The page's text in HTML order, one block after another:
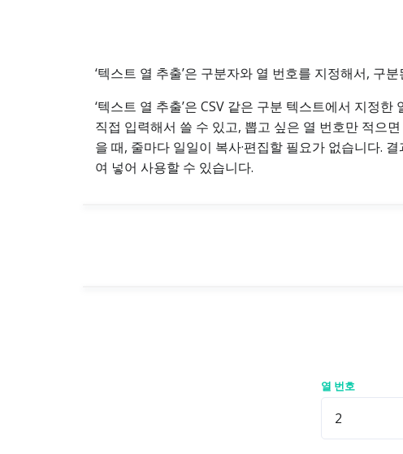
‘텍스트 열 추출’은 구분자와 열 번호를 지정해서, 구
‘텍스트 열 추출’은 CSV 같은 구분 텍스트에서 지정
직접 입력해서 쓸 수 있고, 뽑고 싶은 열 번호만 적으
을 때, 줄마다 일일이 복사·편집할 필요가 없습니다.
여 넣어 사용할 수 있습니다.
열 번호